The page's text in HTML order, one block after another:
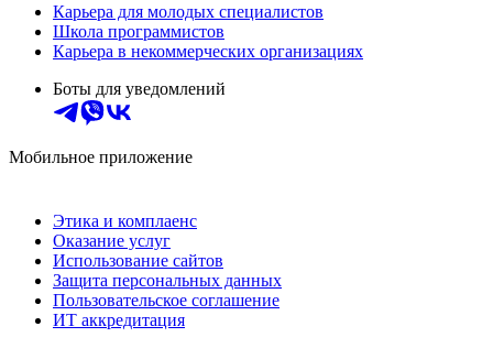
Карьера для молодых специалистов
Школа программистов
Карьера в некоммерческих организациях
Боты для уведомлений
Мобильное приложение
Этика и комплаенс
Оказание услуг
Использование сайтов
Защита персональных данных
Пользовательское соглашение
ИТ аккредитация